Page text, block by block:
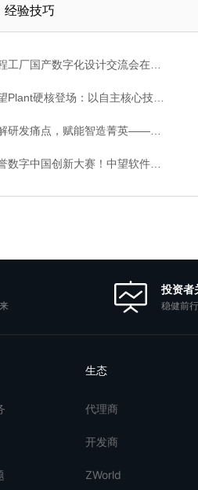
经验技巧
产数字化设计交流会在天津召开，中望自主CAD底座助力行业数字化转型实践获广泛关注
硬核登场：以自主核心技术，破解流程工业数据一致性与协同困境
痛点，赋能智造菁英——苏州研发菁英 CTO 成长营暨高级人才认证启动会圆满落幕
中国创新大赛！中望软件携手三家伙伴，斩获信创赛道多项大奖
投资者
稳健前
生态
代理商
开发商
ZWorld